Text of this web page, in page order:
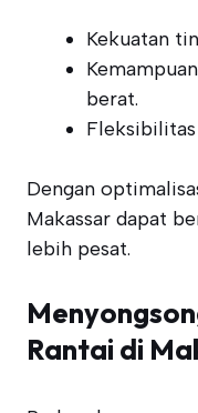
Kekuatan
berat.
Fleksibilitas
Dengan
Makassar dapat
lebih pesat.
Rantai di